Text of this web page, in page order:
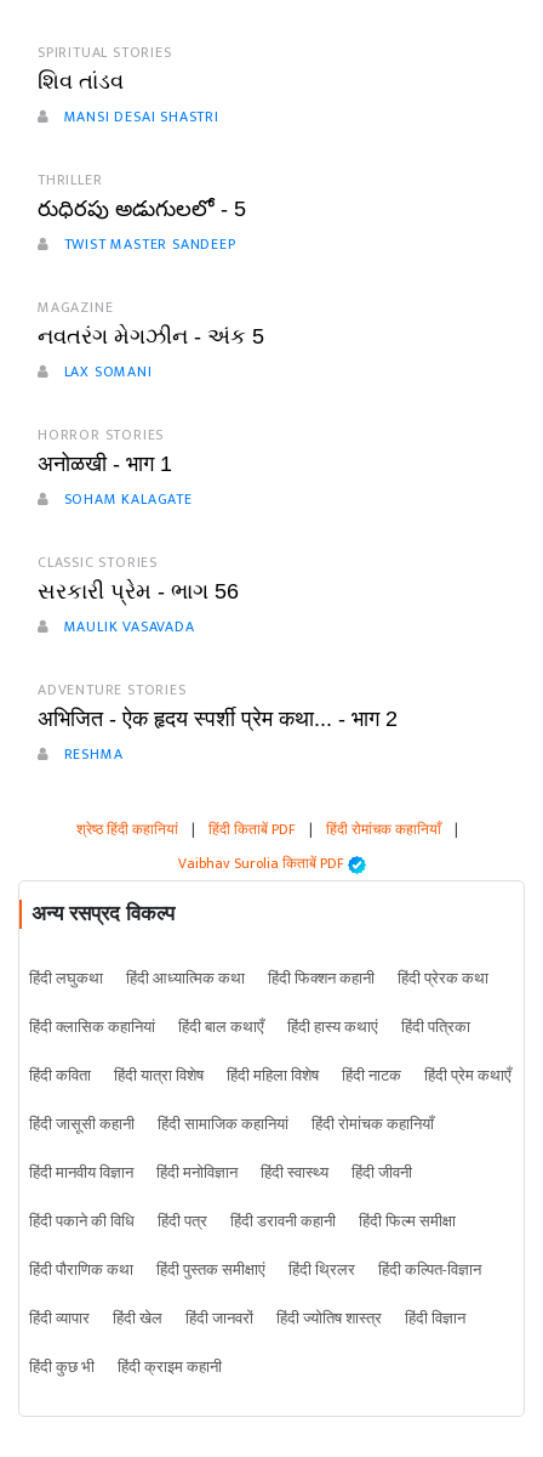
SPIRITUAL STORIES
શિવ તાંડવ
MANSI DESAI SHASTRI
THRILLER
రుధిరపు అడుగులలో - 5
TWIST MASTER SANDEEP
MAGAZINE
નવતરંગ મેગઝીન - અંક 5
LAX SOMANI
HORROR STORIES
अनोळखी - भाग 1
SOHAM KALAGATE
CLASSIC STORIES
સરકારી પ્રેમ - ભાગ 56
MAULIK VASAVADA
ADVENTURE STORIES
अभिजित - ऐक हृदय स्पर्शी प्रेम कथा... - भाग 2
RESHMA
श्रेष्ठ हिंदी कहानियां | हिंदी किताबें PDF | हिंदी रोमांचक कहानियाँ |
Vaibhav Surolia किताबें PDF
अन्य रसप्रद विकल्प
हिंदी लघुकथा हिंदी आध्यात्मिक कथा हिंदी फिक्शन कहानी
हिंदी प्रेरक कथा
हिंदी क्लासिक कहानियां
हिंदी बाल कथाएँ हिंदी हास्य कथाएं
हिंदी पत्रिका
हिंदी कविता
हिंदी यात्रा विशेष हिंदी महिला विशेष हिंदी नाटक
हिंदी प्रेम कथाएँ
हिंदी जासूसी कहानी
हिंदी सामाजिक कहानियां
हिंदी रोमांचक कहानियाँ
हिंदी मानवीय विज्ञान
हिंदी मनोविज्ञान हिंदी स्वास्थ्य
हिंदी जीवनी
हिंदी पकाने की विधि
हिंदी पत्र हिंदी डरावनी कहानी
हिंदी फिल्म समीक्षा
हिंदी पौराणिक कथा
हिंदी पुस्तक समीक्षाएं हिंदी थ्रिलर
हिंदी कल्पित-विज्ञान
हिंदी व्यापार
हिंदी खेल हिंदी जानवरों हिंदी ज्योतिष शास्त्र
हिंदी विज्ञान
हिंदी कुछ भी
हिंदी क्राइम कहानी